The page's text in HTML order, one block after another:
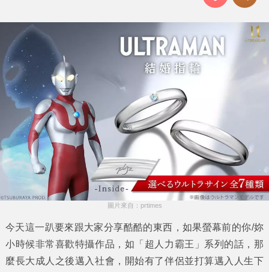
圖片來自：prtimes
今天這一趴要來跟大家分享酷酷的東西，如果螢幕前的你/妳
小時候非常喜歡特攝作品，如「 超人力霸王 」系列的話，那
麼長大成人之後邁入社會，開始有了伴侶並打算邁入人生下